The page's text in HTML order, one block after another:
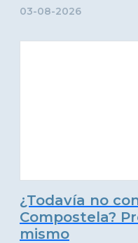
03-08-2026
¿Todavía no
Compostela?
mismo